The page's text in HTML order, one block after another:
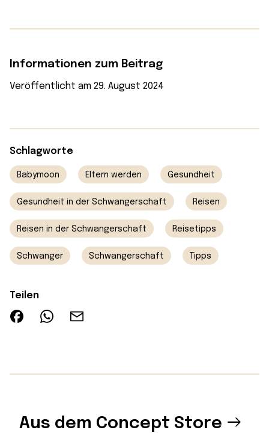
Informationen zum Beitrag
Veröffentlicht am 29. August 2024
Schlagworte
Babymoon Eltern werden Gesundheit
Gesundheit in der Schwangerschaft Reisen
Reisen in der Schwangerschaft Reisetipps
Schwanger Schwangerschaft Tipps
Teilen
Aus dem Concept Store